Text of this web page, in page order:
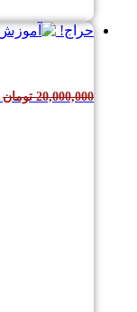
حراج!
20,000,000 تومان